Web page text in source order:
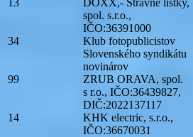
spol. s.r.o.,
IČO:36391000
34
Klub fotopublicistov
Slovenského syndikátu
novinárov
99
ZRUB ORAVA, spol.
s r.o., IČO:36439827,
DIČ:2022137117
14
KHK electric, s.r.o.,
IČO:36670031